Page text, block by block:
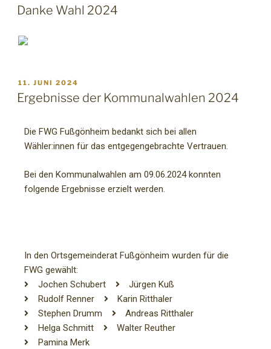
Danke Wahl 2024
11. JUNI 2024
Ergebnisse der Kommunalwahlen 2024
Die FWG Fußgönheim bedankt sich bei allen
Wähler:innen für das entgegengebrachte Vertrauen.
Bei den Kommunalwahlen am 09.06.2024 konnten
folgende Ergebnisse erzielt werden.
In den Ortsgemeinderat Fußgönheim wurden für die
FWG gewählt:
Jochen Schubert
Jürgen Kuß
Rudolf Renner
Karin Ritthaler
Stephen Drumm
Andreas Ritthaler
Helga Schmitt
Walter Reuther
Pamina Merk